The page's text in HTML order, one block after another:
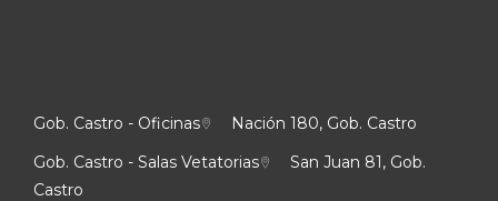
Gob. Castro - Oficinas
Nación 180, Gob. Castro
Gob. Castro - Salas Vetatorias
San Juan 81, Gob.
Castro